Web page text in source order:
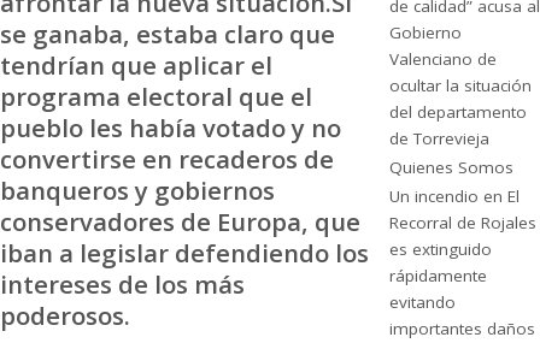
se ganaba, estaba claro que
tendrían que aplicar el
programa electoral que el
pueblo les había votado y no
convertirse en recaderos de
banqueros y gobiernos
conservadores de Europa, que
iban a legislar defendiendo los
intereses de los más
poderosos.
de calidad” acusa al
Gobierno
Valenciano de
ocultar la situación
del departamento
de Torrevieja
Quienes Somos
Un incendio en El
Recorral de Rojales
es extinguido
rápidamente
evitando
importantes daños